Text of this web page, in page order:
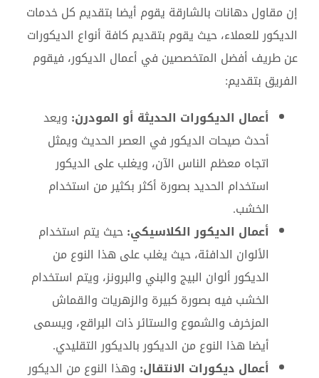
إن مقاول دهانات بالشارقة يقوم أيضا بتقديم كل خدمات
الديكور للعملاء، حيث يقوم بتقديم كافة أنواع الديكورات
عن طريف أفضل المتخصصين في أعمال الديكور، فيقوم
الفريق بتقديم:
أعمال الديكورات الحديثة أو المودرن: ويعد
أحدث صيحات الديكور في العصر الحديث ويمثل
اتجاه معظم الناس الآن، ويغلب على الديكور
استخدام الحديد بصورة أكثر بكثير من استخدام
الخشب.
أعمال الديكور الكلاسيكي:حيث يتم استخدام
الألوان الدافئة، حيث يغلب على هذا النوع من
الديكور ألوان البيج والبني والبرونز، ويتم استخدام
الخشب فيه بصورة كبيرة والزهريات والقماش
المزخرف والشموع والستائر ذات البراقع، ويسمى
أيضا هذا النوع من الديكور بالديكور التقليدي.
أعمال ديكورات الانتقال: وهذا النوع من الديكور